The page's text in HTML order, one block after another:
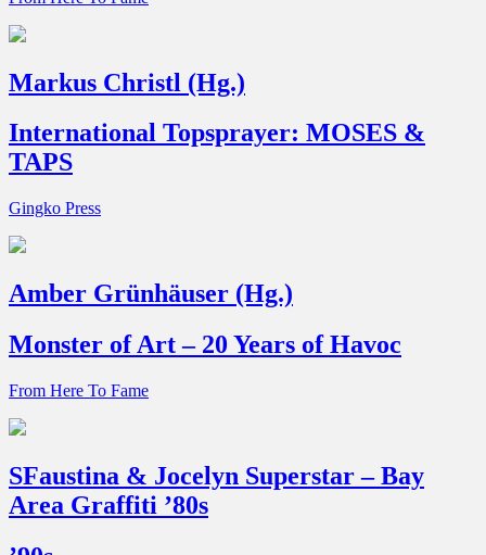
Markus Christl (Hg.)
International Topsprayer: MOSES &
TAPS
Gingko Press
Amber Grünhäuser (Hg.)
Monster of Art – 20 Years of Havoc
From Here To Fame
SFaustina & Jocelyn Superstar – Bay
Area Graffiti ’80s